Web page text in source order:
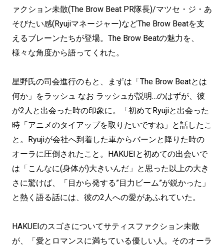
ァクション未散(The Brow Beat PR隊長)/マツセ・ジ・あ
そびたい感(Ryujiマネージャー)などThe Brow Beatを支
えるブレーンたちが登場。The Brow Beatの魅力を、
様々な角度から語ってくれた。
星野氏の司会進行のもと、まずは「The Brow Beatとは
何か」をラッシュ なお ラッシュが説明…のはずが、彼
が2人と出会った時の印象に。「初めてRyujiと出会った
時「アニメのタイアップを取りたいですね」と話したこ
と。Ryujiが会社へ到着した車からバーンと降りた時の
オーラに圧倒されたこと。HAKUEIと初めての出会いで
は「こんなに(身体が)大きいんだ」と思った以上の大き
さに驚けば、「目から発する”目力ビーム”が鋭かった」
と熱く語る話には、彼の2人への愛があふれていた。
HAKUEIのスゴさについてサティスファクション未散
が、「愛とロマンスに満ちている優しい人。そのオーラ